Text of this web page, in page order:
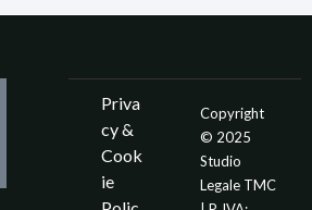
Priva
cy &
Cook
ie
Copyright
© 2025
Studio
Legale TMC